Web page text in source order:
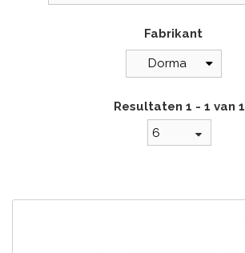
Fabrikant
Dorma
Resultaten 1 - 1 van 1
6